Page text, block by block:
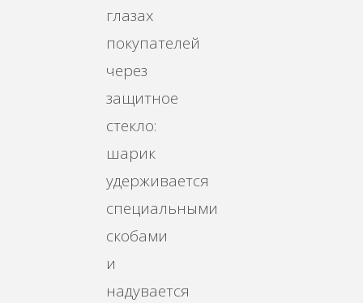
глазах
покупателей
через
защитное
стекло:
шарик
удерживается
специальными
скобами
и
надувается